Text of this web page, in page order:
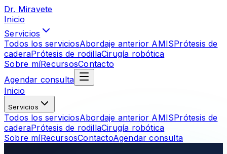
Dr. Miravete
Inicio
Servicios
Todos los serviciosAbordaje anterior AMISPrótesis de
caderaPrótesis de rodillaCirugía robótica
Sobre míRecursosContacto
Agendar consulta
Inicio
Servicios
Todos los serviciosAbordaje anterior AMISPrótesis de
caderaPrótesis de rodillaCirugía robótica
Sobre míRecursosContactoAgendar consulta